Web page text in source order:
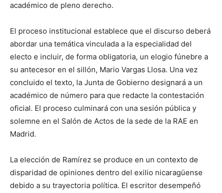
académico de pleno derecho.
El proceso institucional establece que el discurso deberá
abordar una temática vinculada a la especialidad del
electo e incluir, de forma obligatoria, un elogio fúnebre a
su antecesor en el sillón, Mario Vargas Llosa. Una vez
concluido el texto, la Junta de Gobierno designará a un
académico de número para que redacte la contestación
oficial. El proceso culminará con una sesión pública y
solemne en el Salón de Actos de la sede de la RAE en
Madrid.
La elección de Ramírez se produce en un contexto de
disparidad de opiniones dentro del exilio nicaragüense
debido a su trayectoria política. El escritor desempeñó